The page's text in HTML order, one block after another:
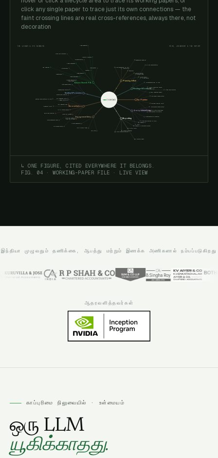
click any single paper to trace just its own connections — the
faint crossing lines are real cross-references, always there, not
decoration
THE LEDGER & ITS NUMBERS RISK, JUDGEMENT & THE REPORT
Engagement Setup
Reconciliation
Scrutiny & Forensics
Balance Sheet & P&L
Planning & Risk
Findings & Controls
Tax Practice
Group & Multi-Entity
Reporting
Tally sync
SAP / Oracle / Zoho
Client onboarding
Data room seeding
GSTR-2B vs books
GSTR-3B vs books
RCM reconciliation
TDS · deductor side
TDS · deductee · 26AS
TCS reconciliation
Bank statement recon
PF, PT & ESI challans
External confirmations · SA 505
Ledger scrutiny
Journal-entry testing
Intelligence studio
Account analytics
Cash & bank
Trade receivables
Fixed assets
Related parties
Cash flow workings
Materiality
Findings inbox
Client portal
EQR readiness cockpit
SA 230 documentation
Form 3CD
TDS/TCS return cross-check
Intra-company elimination
Consolidation of financials
Bank confirmations · SA 505
MRL
Schedule III
Schedule III disclosure review
CARO 2020
Notes to accounts
Audit planning summary
Auditor's report
↳ ONE FIGURE, CITED EVERYWHERE IT BELONGS.
FIG. 04 · WORKING-PAPER FILE · LIVE VIEW
இந்தியா முழுவதும் தணிக்கை, ஆபத்து மற்றும் இணக்க அணிகளால் நம்பப்படுகிறது
ஆதரவளித்தவர்கள்
காப்புரிமை நிலுவையில் · உள்மையம்
ஒரு LLM
யூகிக்காதது.